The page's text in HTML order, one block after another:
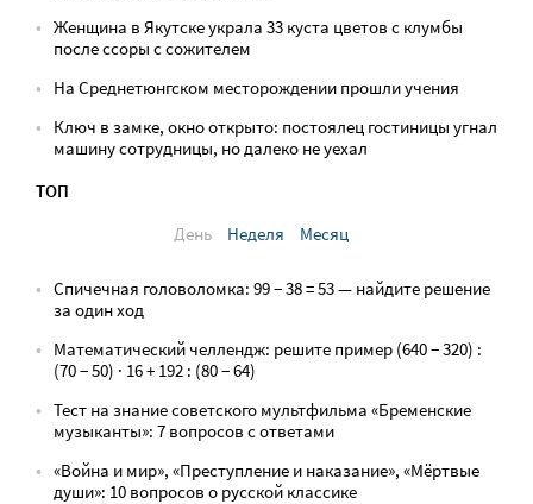
Женщина в Якутске украла 33 куста цветов с клумбы
после ссоры с сожителем
На Среднетюнгском месторождении прошли учения
Ключ в замке, окно открыто: постоялец гостиницы угнал
машину сотрудницы, но далеко не уехал
ТОП
День
Неделя Месяц
Спичечная головоломка: 99 − 38 = 53 — найдите решение
за один ход
Математический челлендж: решите пример (640 − 320) :
(70 − 50) · 16 + 192 : (80 − 64)
Тест на знание советского мультфильма «Бременские
музыканты»: 7 вопросов с ответами
«Война и мир», «Преступление и наказание», «Мёртвые
души»: 10 вопросов о русской классике